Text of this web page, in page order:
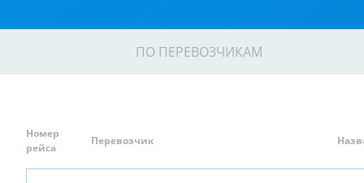
ПО ПЕРЕВОЗЧИКАМ
Номер
рейса
Перевозчик